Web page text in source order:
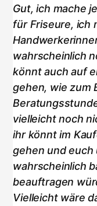
Gut, ich mache
für Friseure, ich
wahrscheinlich
könnt auch auf
gehen, wie zum
vielleicht noch
ihr könnt im
gehen und euch
wahrscheinlich
beauftragen
Vielleicht wäre